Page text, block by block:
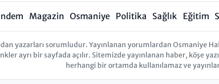
Magazin Osmaniye Politika Sağlık Eğitim
yazarları sorumludur. Yayınlanan yorumlardan Osmaniye
ayrı bir sayfada açılır. Sitemizde yayınlanan haber, köşe
herhangi bir ortamda kullanılamaz ve